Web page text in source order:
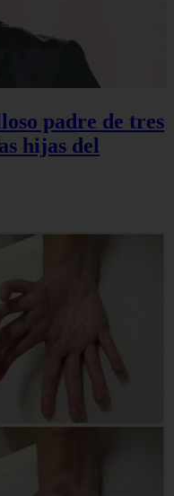
padre de tres
hijas del